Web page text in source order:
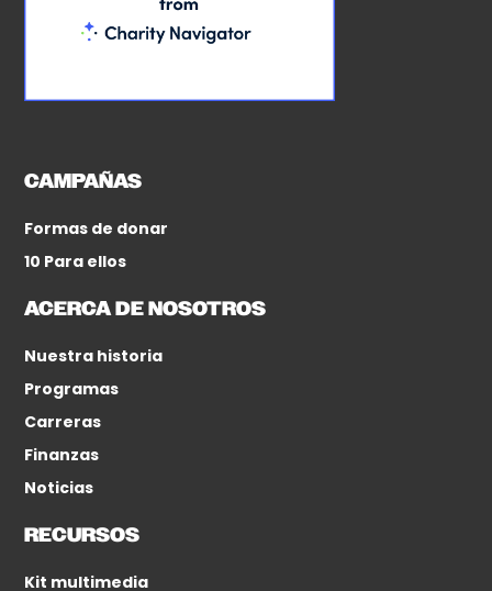
CAMPAÑAS
Formas de donar
10 Para ellos
ACERCA DE NOSOTROS
Nuestra historia
Programas
Carreras
Finanzas
Noticias
RECURSOS
Kit multimedia